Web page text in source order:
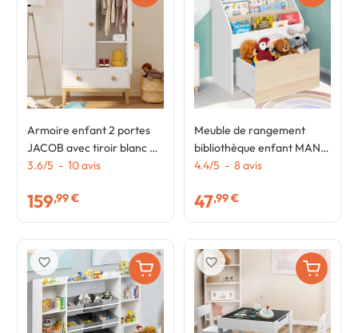
Armoire enfant 2 portes
JACOB avec tiroir blanc et
bois
3.6/5 - 10avis
159,99 €
Meuble de rangement
bibliothèque enfant MANA
3 étagères et 1 bac sur
4.4/5 - 8 avis
47,99 €
favorite_border favorite_border